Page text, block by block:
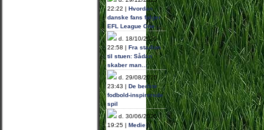
22:22 | Hvordan
danske fans følger
EFL League One…
d. 18/10/2025
22:58 | Fra stadion
til stuen: Sådan
skaber man…
d. 29/08/2025
23:43 | De bedste
fodbold-inspirerede
spil
d. 30/06/2025
19:25 | Medie: